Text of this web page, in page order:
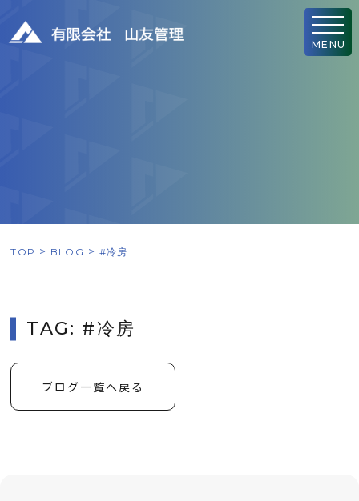
MENU
TOP BLOG #冷房
TAG: #冷房
ブログ一覧へ戻る